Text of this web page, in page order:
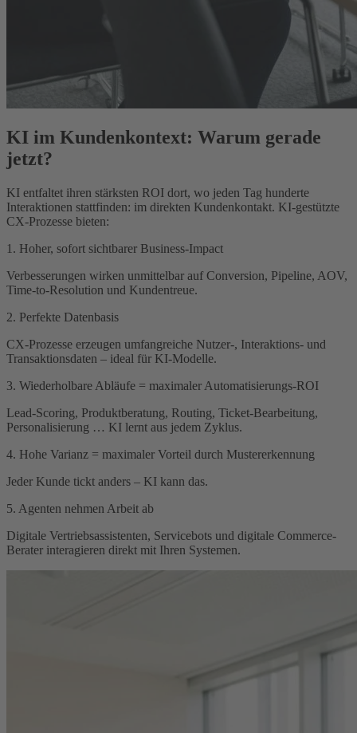
KI im Kundenkontext: Warum gerade
jetzt?
KI entfaltet ihren stärksten ROI dort, wo jeden Tag hunderte
Interaktionen stattfinden: im direkten Kundenkontakt. KI-gestützte
CX-Prozesse bieten:
1. Hoher, sofort sichtbarer Business-Impact
Verbesserungen wirken unmittelbar auf Conversion, Pipeline, AOV,
Time-to-Resolution und Kundentreue.
2. Perfekte Datenbasis
CX-Prozesse erzeugen umfangreiche Nutzer-, Interaktions- und
Transaktionsdaten – ideal für KI-Modelle.
3. Wiederholbare Abläufe = maximaler Automatisierungs-ROI
Lead-Scoring, Produktberatung, Routing, Ticket-Bearbeitung,
Personalisierung … KI lernt aus jedem Zyklus.
4. Hohe Varianz = maximaler Vorteil durch Mustererkennung
Jeder Kunde tickt anders – KI kann das.
5. Agenten nehmen Arbeit ab
Digitale Vertriebsassistenten, Servicebots und digitale Commerce-
Berater interagieren direkt mit Ihren Systemen.